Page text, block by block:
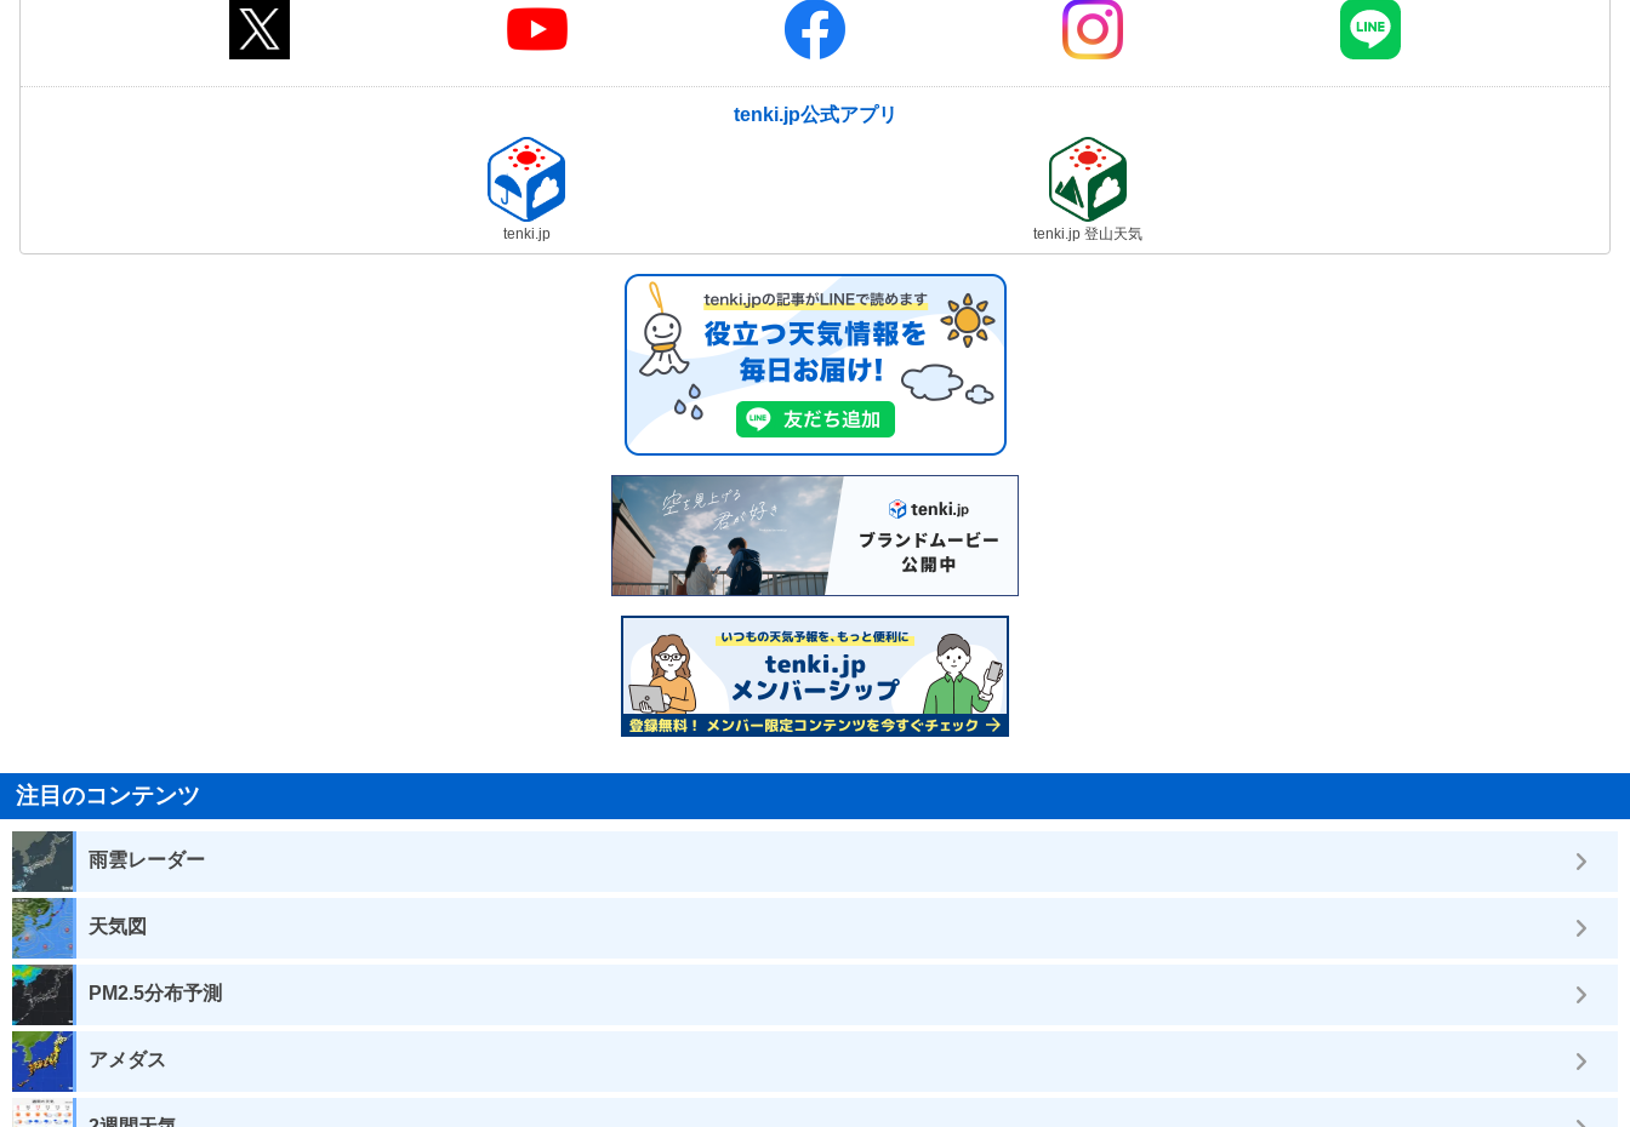
tenki.jp公式アプリ
tenki.jp tenki.jp 登山天気
注目のコンテンツ
雨雲レーダー
天気図
PM2.5分布予測
アメダス